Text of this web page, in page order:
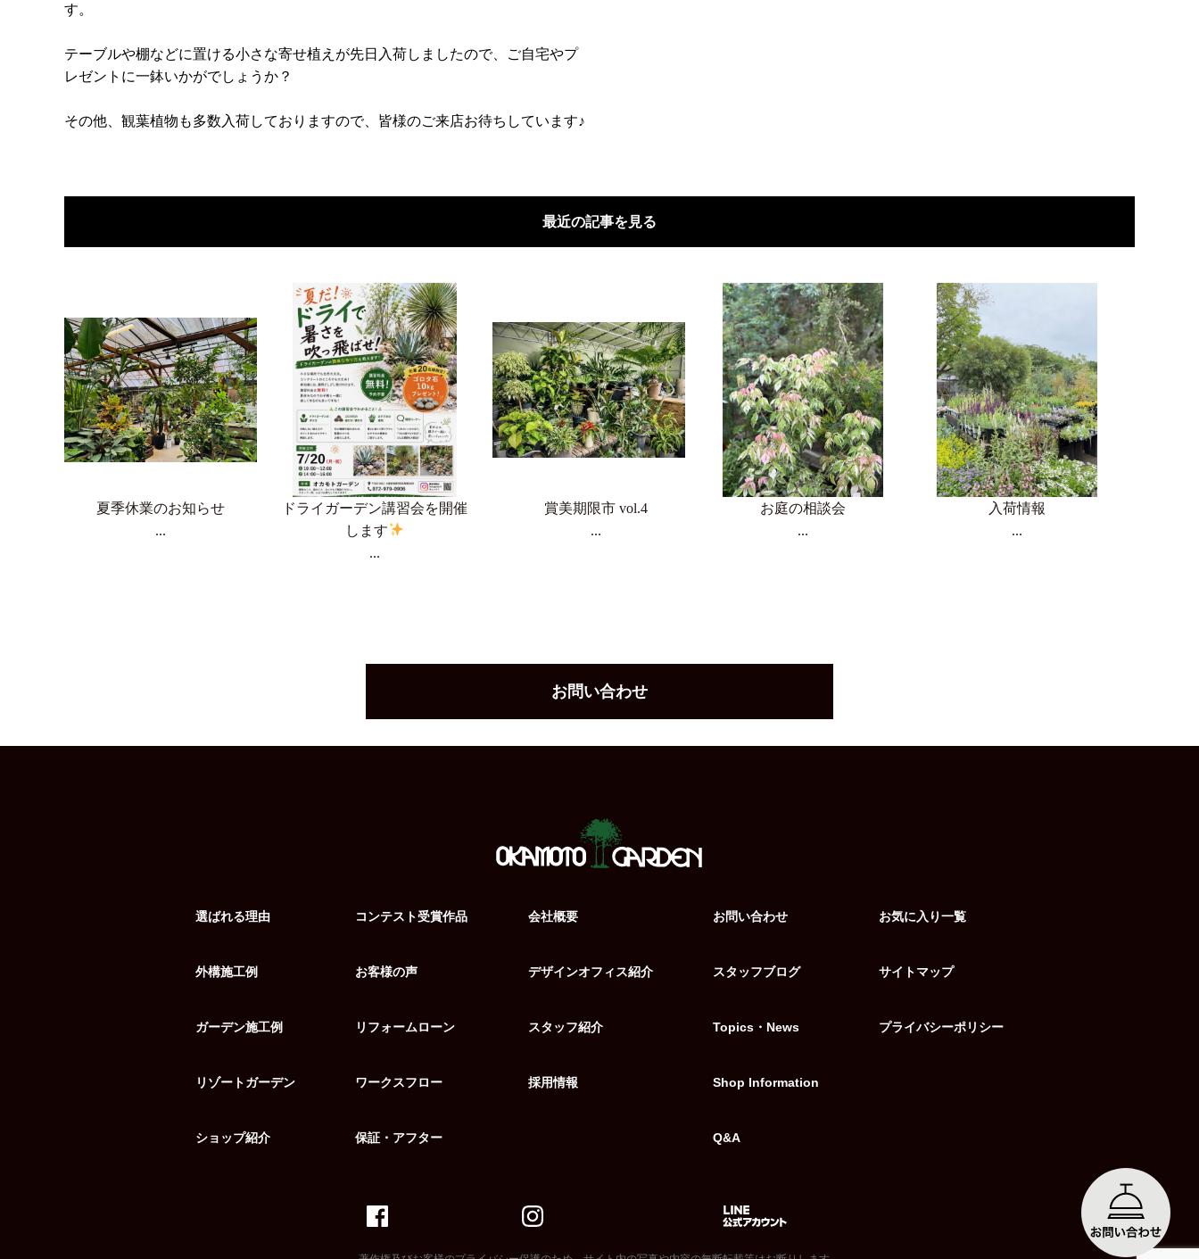
す。
テーブルや棚などに置ける小さな寄せ植えが先日入荷しましたので、ご自宅やプ
レゼントに一鉢いかがでしょうか？
その他、観葉植物も多数入荷しておりますので、皆様のご来店お待ちしています♪
最近の記事を見る
夏季休業のお知らせ
...
ドライガーデン講習会を開催
します
...
賞美期限市 vol.4
...
お庭の相談会
...
入荷情報
...
お問い合わせ
選ばれる理由
外構施工例
ガーデン施工例
リゾートガーデン
ショップ紹介
コンテスト受賞作品
お客様の声
リフォームローン
ワークスフロー
保証・アフター
会社概要
デザインオフィス紹介
スタッフ紹介
採用情報
お問い合わせ
スタッフブログ
Topics・News
Shop Information
Q&A
お気に入り一覧
サイトマップ
プライバシーポリシー